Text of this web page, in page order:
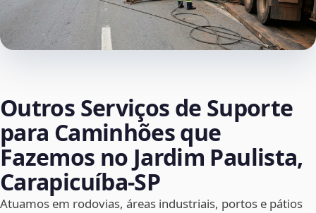
Outros Serviços de Suporte
para Caminhões que
Fazemos no Jardim Paulista,
Carapicuíba‑SP
Atuamos em rodovias, áreas industriais, portos e pátios